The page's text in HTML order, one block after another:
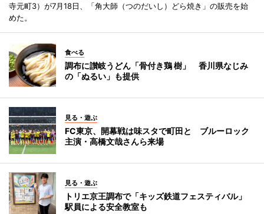
寺元町3）が7月18日、「角大師（つのだいし）どら焼き」の販売を始
めた。
食べる
調布に讃岐うどん「骨付き鶏 樹」 香川県なじみ
の「ぬるい」も提供
見る・遊ぶ
FC東京、開幕戦は味スタで町田と ブルーロック
主演・高橋文哉さんら来場
見る・遊ぶ
トリエ京王調布で「キッズ鉄道フェスティバル」
駅員による安全教室も